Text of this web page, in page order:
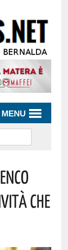
MENU
Che